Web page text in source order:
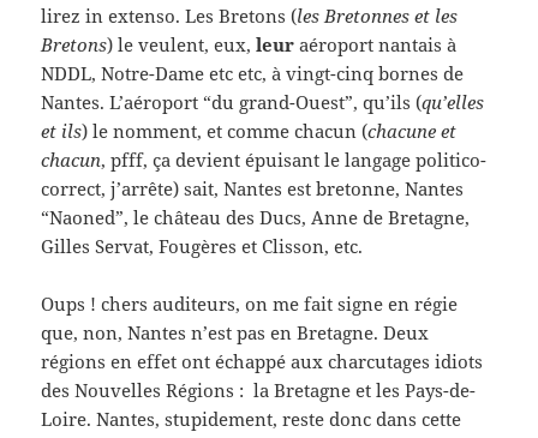
lirez in extenso. Les Bretons (les Bretonnes et les
Bretons) le veulent, eux,leur aéroport nantais à
NDDL, Notre-Dame etc etc, à vingt-cinq bornes de
Nantes. L’aéroport “du grand-Ouest”, qu’ils (qu’elles
et ils) le nomment, et comme chacun (chacune et
chacun, pfff, ça devient épuisant le langage politico-
correct, j’arrête) sait, Nantes est bretonne, Nantes
“Naoned”, le château des Ducs, Anne de Bretagne,
Gilles Servat, Fougères et Clisson, etc.
Oups ! chers auditeurs, on me fait signe en régie
que, non, Nantes n’est pas en Bretagne. Deux
régions en effet ont échappé aux charcutages idiots
des Nouvelles Régions : la Bretagne et les Pays-de-
Loire. Nantes, stupidement, reste donc dans cette